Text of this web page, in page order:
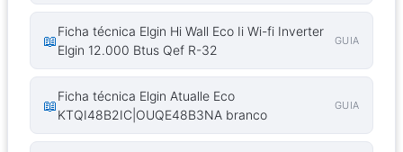
📖
Ficha técnica Elgin Hi Wall Eco Ii Wi-fi Inverter
Elgin 12.000 Btus Qef R-32
GUIA
📖
Ficha técnica Elgin Atualle Eco
KTQI48B2IC|OUQE48B3NA branco
GUIA